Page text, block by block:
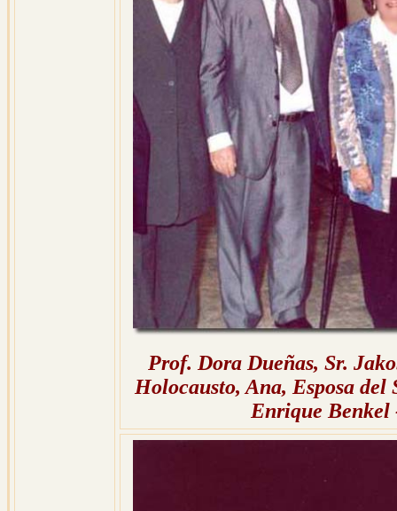
Prof. Dora Dueñas, Sr.
Holocausto, Ana, Esposa
Enrique Benkel